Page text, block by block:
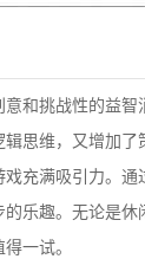
和挑战性的益
思维，又增加
充满吸引力。
乐趣。无论是
一试。